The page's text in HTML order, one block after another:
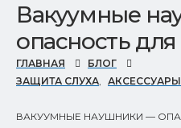
Вакуумные
опасность для
ГЛАВНАЯ
БЛОГ
ЗАЩИТА СЛУХА,
ВАКУУМНЫЕ НАУШНИКИ —